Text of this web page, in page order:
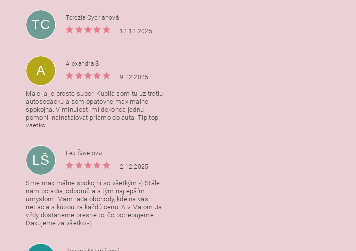
TC
Terezia Cyprianová
12.12.2025
A
Alexandra Š.
9.12.2025
Male ja je proste super. Kupila som tu uz tretiu
autosedacku a som opatovne maximalne
spokojna. V minulosti mi dokonca jednu
pomohli nainstalovat priamo do auta. Tip top
vsetko.
LŠ
Lea Šavelova
2.12.2025
Sme maximálne spokojní so všetkým:-) Stále
nám poradia, odporučia s tým najlepším
úmyslom. Mám rada obchody, kde na vás
netlačia s kúpou za každú cenu! A v Malom Ja
vždy dostaneme presne to, čo potrebujeme.
Ďakujeme za všetko:-)